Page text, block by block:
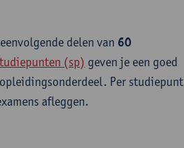
delen van 60
(sp) geven je een goed
Per studiepunt
afleggen.